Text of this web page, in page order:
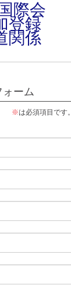
際会
登録
関係
ォーム
※は必須項目です。